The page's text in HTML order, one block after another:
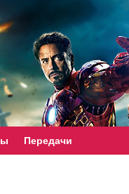
Передачи